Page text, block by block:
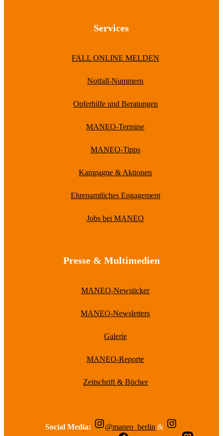
Services
FALL ONLINE MELDEN
Notfall-Nummern
Opferhilfe und Beratungen
MANEO-Termine
MANEO-Tipps
Kampagne & Aktionen
Ehrenamtliches Engagement
Jobs bei MANEO
Presse & Multimedien
MANEO-Newsticker
MANEO-Newsletters
Galerie
MANEO-Reporte
Zeitschrift & Bücher
Social Media: @maneo_berlin &